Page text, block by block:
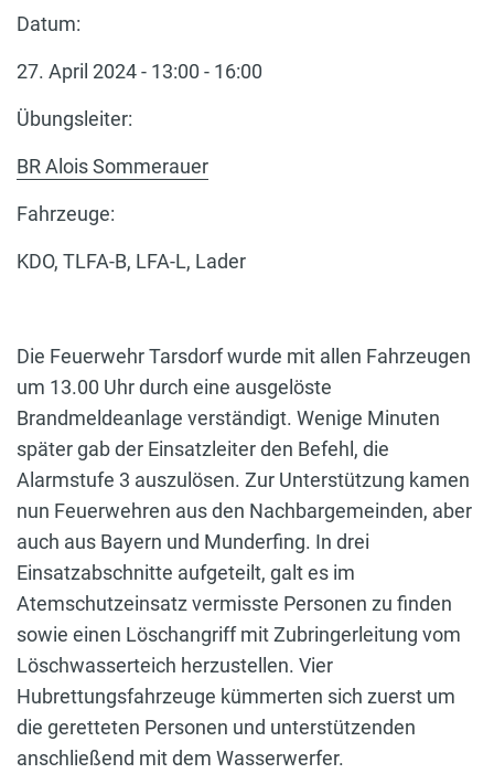
Datum:
27. April 2024 - 13:00 - 16:00
Übungsleiter:
BR Alois Sommerauer
Fahrzeuge:
KDO, TLFA-B, LFA-L, Lader
Die Feuerwehr Tarsdorf wurde mit allen Fahrzeugen
um 13.00 Uhr durch eine ausgelöste
Brandmeldeanlage verständigt. Wenige Minuten
später gab der Einsatzleiter den Befehl, die
Alarmstufe 3 auszulösen. Zur Unterstützung kamen
nun Feuerwehren aus den Nachbargemeinden, aber
auch aus Bayern und Munderfing. In drei
Einsatzabschnitte aufgeteilt, galt es im
Atemschutzeinsatz vermisste Personen zu finden
sowie einen Löschangriff mit Zubringerleitung vom
Löschwasserteich herzustellen. Vier
Hubrettungsfahrzeuge kümmerten sich zuerst um
die geretteten Personen und unterstützenden
anschließend mit dem Wasserwerfer.